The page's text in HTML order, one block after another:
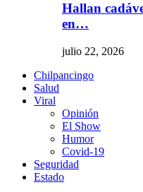
Hallan
en…
julio 22, 2026
Chilpancingo
Salud
Viral
Opinión
El Show
Humor
Covid-19
Seguridad
Estado